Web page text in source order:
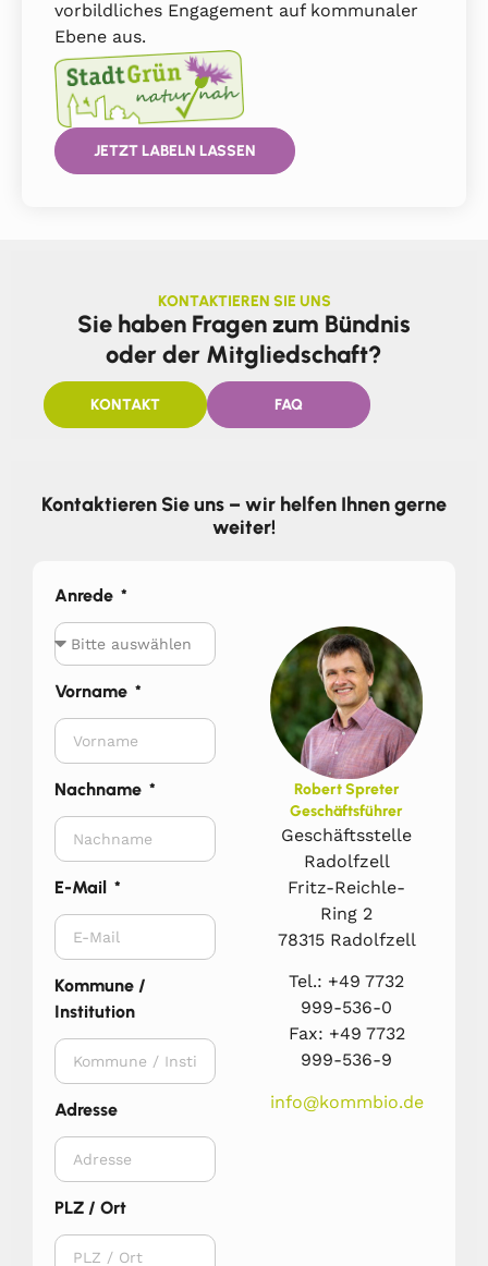
vorbildliches Engagement auf kommunaler
Ebene aus.
JETZT LABELN LASSEN
KONTAKTIEREN SIE UNS
Sie haben Fragen zum Bündnis
oder der Mitgliedschaft?
KONTAKT FAQ
Kontaktieren Sie uns – wir helfen Ihnen gerne
weiter!
Anrede
Vorname
Nachname
E-Mail
Kommune /
Institution
Adresse
PLZ / Ort
Robert Spreter
Geschäftsführer
Geschäftsstelle
Radolfzell
Fritz-Reichle-
Ring 2
78315 Radolfzell
Tel.: +49 7732
999-536-0
Fax: +49 7732
999-536-9
info@kommbio.de